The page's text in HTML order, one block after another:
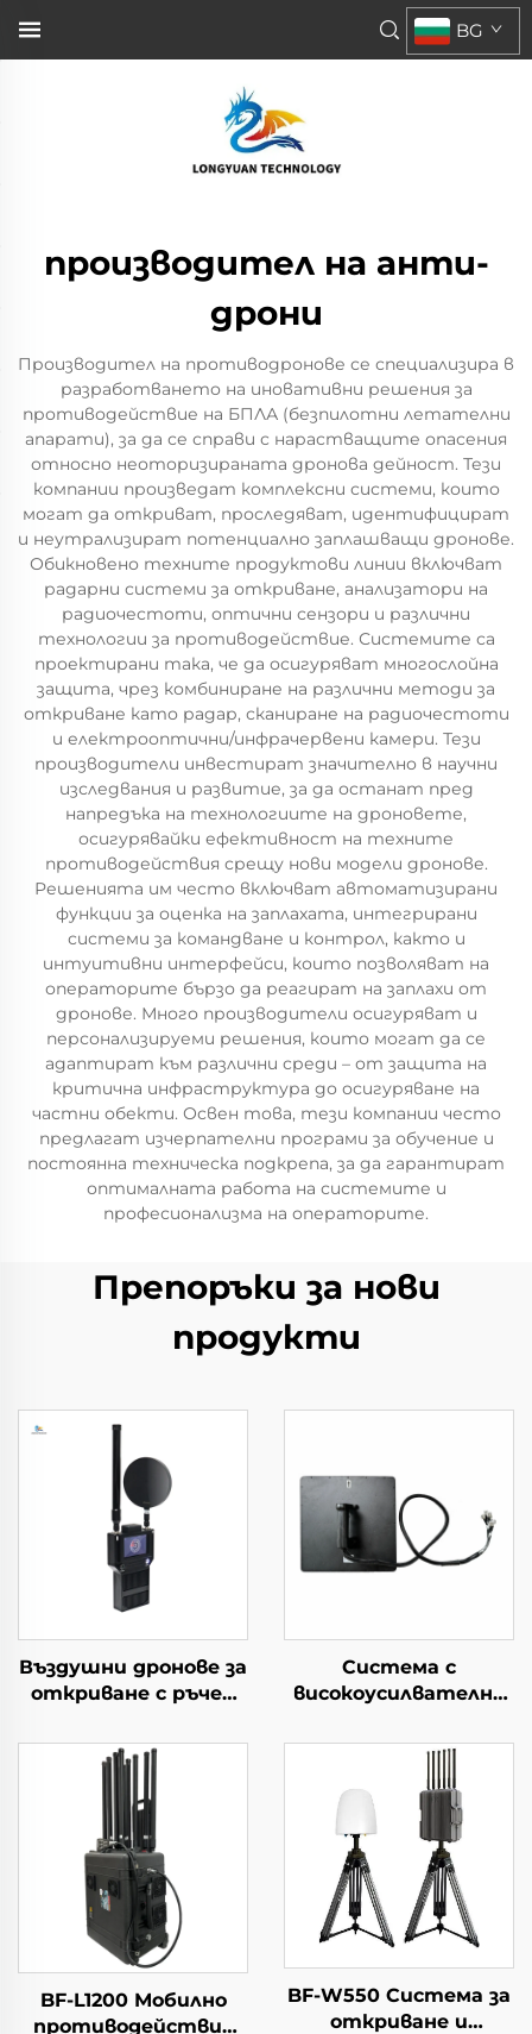
BG
производител на анти-
дрони
Производител на противодронове се специализира в
разработването на иновативни решения за
противодействие на БПЛА (безпилотни летателни
апарати), за да се справи с нарастващите опасения
относно неоторизираната дронова дейност. Тези
компании произведат комплексни системи, които
могат да откриват, проследяват, идентифицират
и неутрализират потенциално заплашващи дронове.
Обикновено техните продуктови линии включват
радарни системи за откриване, анализатори на
радиочестоти, оптични сензори и различни
технологии за противодействие. Системите са
проектирани така, че да осигуряват многослойна
защита, чрез комбиниране на различни методи за
откриване като радар, сканиране на радиочестоти
и електрооптични/инфрачервени камери. Тези
производители инвестират значително в научни
изследвания и развитие, за да останат пред
напредъка на технологиите на дроновете,
осигурявайки ефективност на техните
противодействия срещу нови модели дронове.
Решенията им често включват автоматизирани
функции за оценка на заплахата, интегрирани
системи за командване и контрол, както и
интуитивни интерфейси, които позволяват на
операторите бързо да реагират на заплахи от
дронове. Много производители осигуряват и
персонализируеми решения, които могат да се
адаптират към различни среди – от защита на
критична инфраструктура до осигуряване на
частни обекти. Освен това, тези компании често
предлагат изчерпателни програми за обучение и
постоянна техническа подкрепа, за да гарантират
оптималната работа на системите и
професионализма на операторите.
Препоръки за нови
продукти
Въздушни дронове за
откриване с ръчен
за защита от
дронове
Портативен
детектор на
сигнали с голям
обхват за FPV
Система с
високоусилвателна
разстояния,
насочено откриване,
противодействие
на БПЛА, радио-
дестабилизатор RF,
ефективно
честотно
екраниране на
сигнали от БПЛА
BF-L1200 Мобилно
противодействие
BF-W550 Система за
откриване и